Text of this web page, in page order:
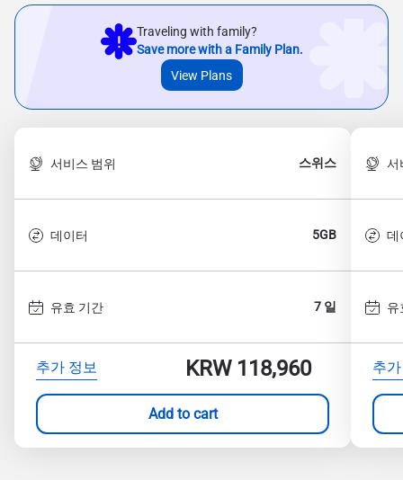
Traveling with family?
Save more with a Family Plan.
View Plans
서비스 범위 스위스
데이터 5GB
유효 기간 7 일
추가 정보 KRW 118,960
Add to cart
서
데
유
추